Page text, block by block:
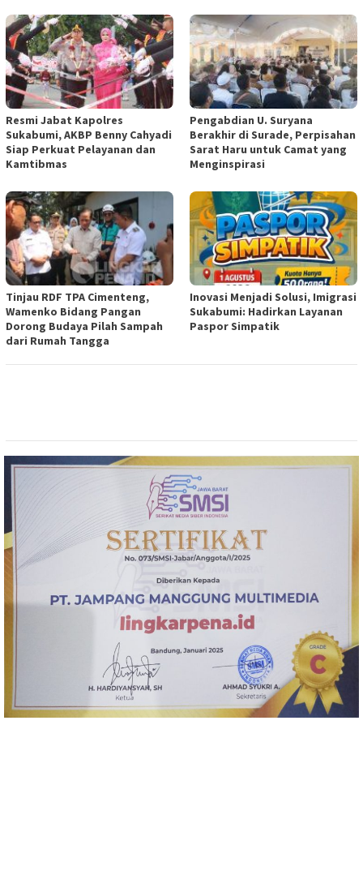
Resmi Jabat Kapolres
Sukabumi, AKBP Benny Cahyadi
Siap Perkuat Pelayanan dan
Kamtibmas
Pengabdian U. Suryana
Berakhir di Surade, Perpisahan
Sarat Haru untuk Camat yang
Menginspirasi
Tinjau RDF TPA Cimenteng,
Wamenko Bidang Pangan
Dorong Budaya Pilah Sampah
dari Rumah Tangga
Inovasi Menjadi Solusi, Imigrasi
Sukabumi: Hadirkan Layanan
Paspor Simpatik